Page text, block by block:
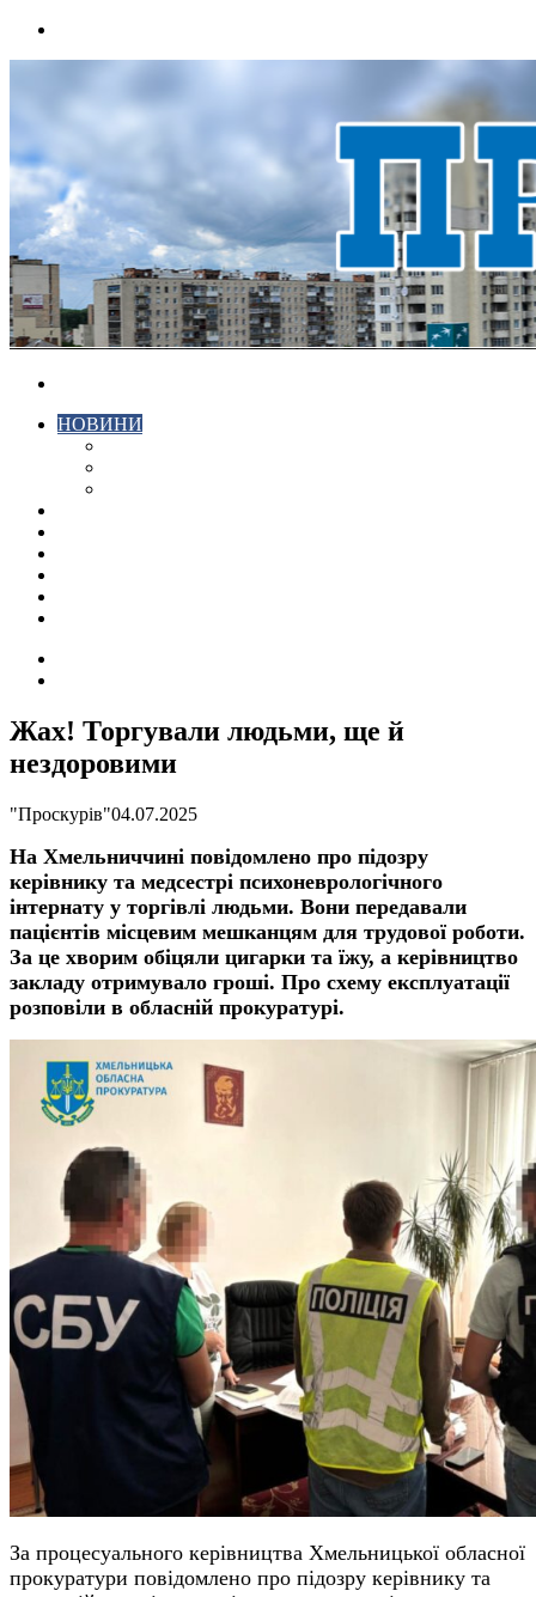
НОВИНИ
Жах! Торгували людьми, ще й
нездоровими
"Проскурів"04.07.2025
На Хмельниччині повідомлено про підозру
керівнику та медсестрі психоневрологічного
інтернату у торгівлі людьми. Вони передавали
пацієнтів місцевим мешканцям для трудової роботи.
За це хворим обіцяли цигарки та їжу, а керівництво
закладу отримувало гроші. Про схему експлуатації
розповіли в обласній прокуратурі.
За процесуального керівництва Хмельницької обласної
прокуратури повідомлено про підозру керівнику та